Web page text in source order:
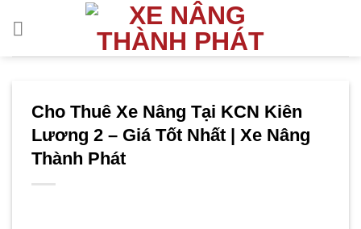
Cho Thuê Xe Nâng Tại KCN Kiên
Lương 2 – Giá Tốt Nhất | Xe Nâng
Thành Phát